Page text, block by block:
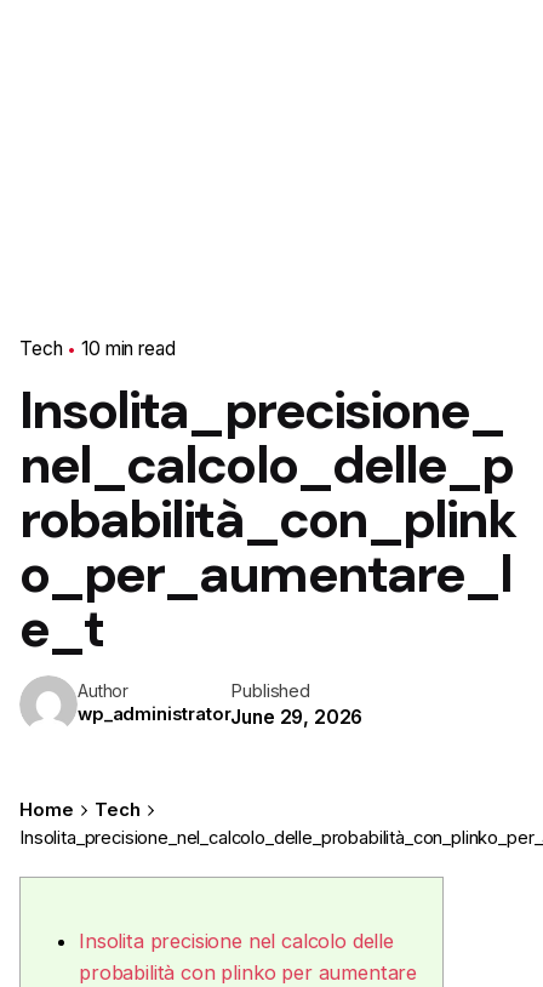
Tech 10 min read
Insolita_precisione_
nel_calcolo_delle_p
robabilità_con_plink
o_per_aumentare_l
e_t
Author
wp_administrator
Published
June 29, 2026
Home
Tech
Insolita precisione nel calcolo delle
probabilità con plinko per aumentare